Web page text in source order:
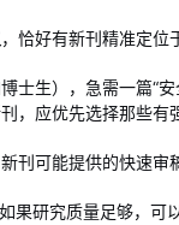
，恰好有新刊精准定位
博士生），急需一篇“
，应优先选择那些有
刊可能提供的快速审
果研究质量足够，可